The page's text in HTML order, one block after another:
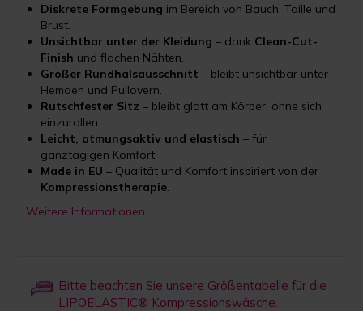
Diskrete Formgebung im Bereich von Bauch, Taille und
Brust.
Unsichtbar unter der Kleidung – dank Clean-Cut-
Finish und flachen Nähten.
Großer Rundhalsausschnitt – bleibt unsichtbar unter
Hemden und Pullovern.
Rutschfester Sitz – bleibt glatt am Körper, ohne sich
einzurollen.
Leicht, atmungsaktiv und elastisch – für
ganztägigen Komfort.
Made in EU – Qualität und Komfort inspiriert von der
Kompressionstherapie.
Weitere Informationen
Bitte beachten Sie unsere Größentabelle für die
LIPOELASTIC® Kompressionswäsche.